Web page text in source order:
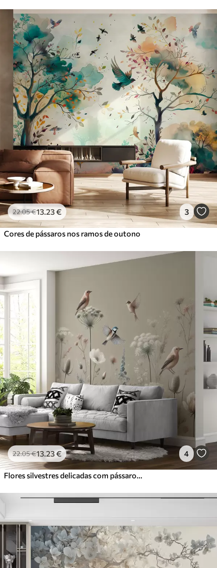
22.05€13 .23€ 3
Cores de pássaros nos ramos de outono
22.05€13 .23€ 4